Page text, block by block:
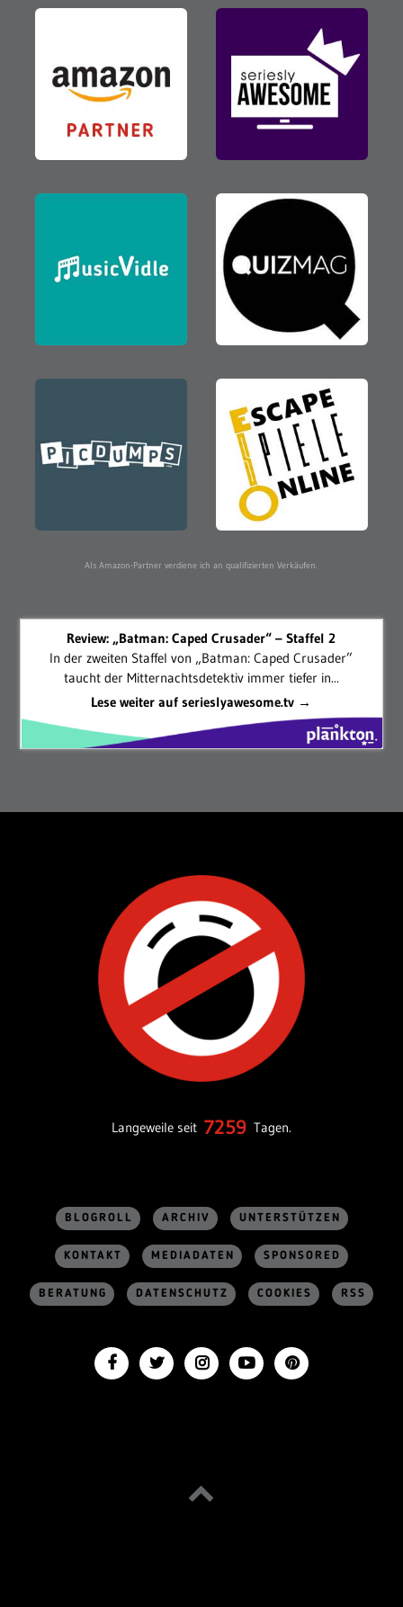
Als Amazon-Partner verdiene ich an qualifizierten Verkäufen.
Review: „Batman: Caped Crusader“ – Staffel 2
In der zweiten Staffel von „Batman: Caped Crusader”
taucht der Mitternachtsdetektiv immer tiefer in...
Lese weiter auf serieslyawesome.tv →
Langeweile seit 7259 Tagen.
BLOGROLL ARCHIV UNTERSTÜTZEN
KONTAKT MEDIADATEN SPONSORED
BERATUNG DATENSCHUTZ COOKIES RSS